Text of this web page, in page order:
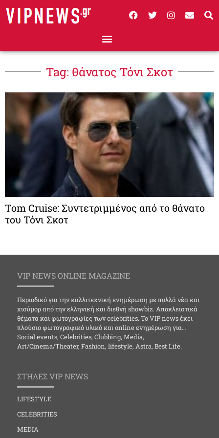
Tag: θάνατος Τόνι Σκοτ
Tom Cruise: Συντετριμμένος από το θάνατο
του Τόνι Σκοτ
VIP NEWS ONLINE MAGAZINE
Περιοδικό για την καλλιτεχνική ενημέρωση με πολλά νέα και
χιούμορ από την ελληνική και διεθνή showbiz. Αποκλειστικά
θέματα και φωτογραφίες των celebrities. Το VIP news έχει
πλούσιο φωτογραφικό υλικό και online ενημέρωση για…
Social events, Celebrities, Clubbing, Media,
Art/Cinema/Theater, Fashion, lifestyle, Astra, Best Life.
ΣΤΗΛΕΣ VIP NEWS
LIFESTYLE
CELEBRITIES
MEDIA